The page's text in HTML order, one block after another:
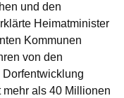
und den
Heimatminister
Kommunen
von den
als 40 Millionen